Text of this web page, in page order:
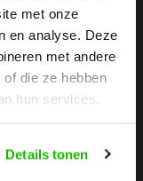
met onze
en analyse. Deze
met andere
die ze hebben
hun services.
Details tonen
auf dem neuesten